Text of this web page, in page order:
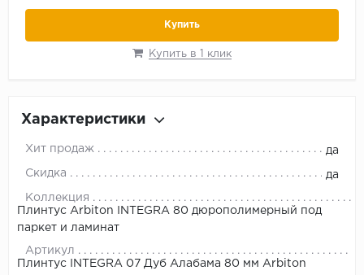
Купить
Купить в 1 клик
Характеристики
Хит продаж да
Скидка да
Коллекция
Плинтус Arbiton INTEGRA 80 дюрополимерный под
паркет и ламинат
Артикул
Плинтус INTEGRA 07 Дуб Алабама 80 мм Arbiton